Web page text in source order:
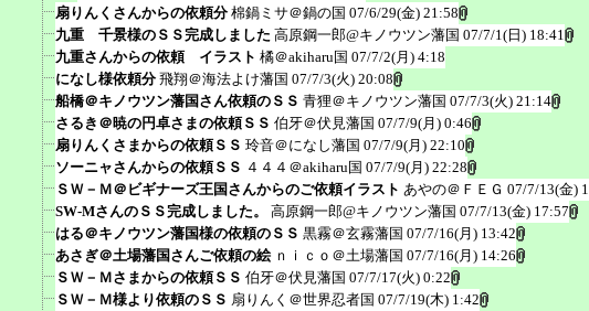
扇りんくさんからの依頼分 棉鍋ミサ＠鍋の国 07/6/29(金) 21:58
九重 千景様のＳＳ完成しました 高原鋼一郎@キノウツン藩国 07/7/1(日) 18:41
九重さんからの依頼 イラスト 橘＠akiharu国 07/7/2(月) 4:18
になし様依頼分 飛翔＠海法よけ藩国 07/7/3(火) 20:08
船橋＠キノウツン藩国さん依頼のＳＳ 青狸＠キノウツン藩国 07/7/3(火) 21:14
さるき＠暁の円卓さまの依頼ＳＳ 伯牙＠伏見藩国 07/7/9(月) 0:46
扇りんくさまからの依頼ＳＳ 玲音＠になし藩国 07/7/9(月) 22:10
ソーニャさんからの依頼ＳＳ ４４４＠akiharu国 07/7/9(月) 22:28
ＳＷ－Ｍ＠ビギナーズ王国さんからのご依頼イラスト あやの＠ＦＥＧ 07/7/13(金)
SW-MさんのＳＳ完成しました。
高原鋼一郎@キノウツン藩国 07/7/13(金) 17:57
はる＠キノウツン藩国様の依頼のＳＳ 黒霧＠玄霧藩国 07/7/16(月) 13:42
あさぎ＠土場藩国さんご依頼の絵 ｎｉｃｏ＠土場藩国 07/7/16(月) 14:26
ＳＷ－Ｍさまからの依頼ＳＳ 伯牙＠伏見藩国 07/7/17(火) 0:22
ＳＷ－Ｍ様より依頼のＳＳ 扇りんく＠世界忍者国 07/7/19(木) 1:42